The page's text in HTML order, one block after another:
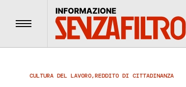
Menu
CULTURA DEL LAVORO,REDDITO DI CITTADINANZA